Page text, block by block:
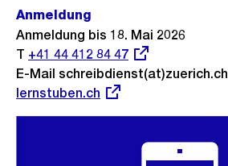
Anmeldung
Anmeldung bis 18. Mai 2026
T Externer
Link:
+41 44 412 84 47
E-Mail schreibdienst(at)zuerich.ch
Externer
Link:
lernstuben.ch